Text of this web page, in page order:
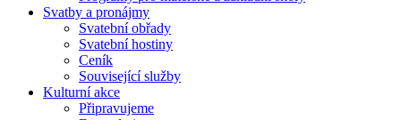
Svatby a pronájmy
Svatební obřady
Svatební hostiny
Ceník
Související služby
Kulturní akce
Připravujeme